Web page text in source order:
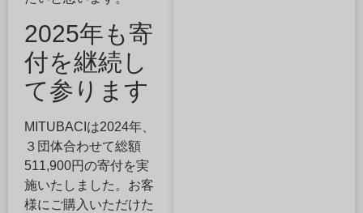
2025年も寄
付を継続し
て参ります
MITUBACIは2024年、
３団体合わせて総額
511,900円の寄付を実
施いたしました。お客
様にご購入いただけた